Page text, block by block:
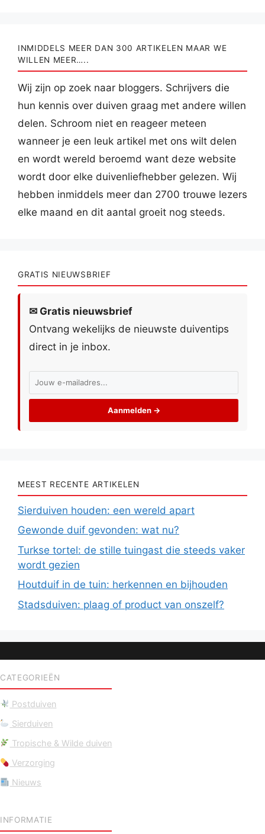
INMIDDELS MEER DAN 300 ARTIKELEN MAAR WE
WILLEN MEER…..
Wij zijn op zoek naar bloggers. Schrijvers die
hun kennis over duiven graag met andere willen
delen. Schroom niet en reageer meteen
wanneer je een leuk artikel met ons wilt delen
en wordt wereld beroemd want deze website
wordt door elke duivenliefhebber gelezen. Wij
hebben inmiddels meer dan 2700 trouwe lezers
elke maand en dit aantal groeit nog steeds.
GRATIS NIEUWSBRIEF
✉ Gratis nieuwsbrief
Ontvang wekelijks de nieuwste duiventips
direct in je inbox.
Aanmelden →
MEEST RECENTE ARTIKELEN
Sierduiven houden: een wereld apart
Gewonde duif gevonden: wat nu?
Turkse tortel: de stille tuingast die steeds vaker
wordt gezien
Houtduif in de tuin: herkennen en bijhouden
Stadsduiven: plaag of product van onszelf?
CATEGORIEËN
Postduiven
Sierduiven
Tropische & Wilde duiven
Verzorging
Nieuws
INFORMATIE